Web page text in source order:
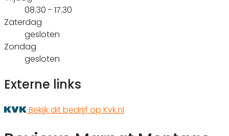
08.30 - 17.30
Zaterdag
gesloten
Zondag
gesloten
Externe links
Bekijk dit bedrijf op Kvk.nl